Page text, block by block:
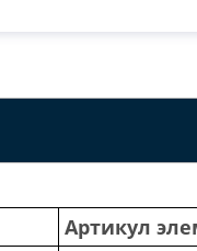
Артикул